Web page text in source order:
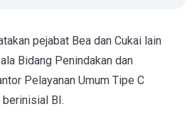
pejabat Bea dan Cukai lain
Bidang Penindakan dan
Pelayanan Umum Tipe C
berinisial BI.